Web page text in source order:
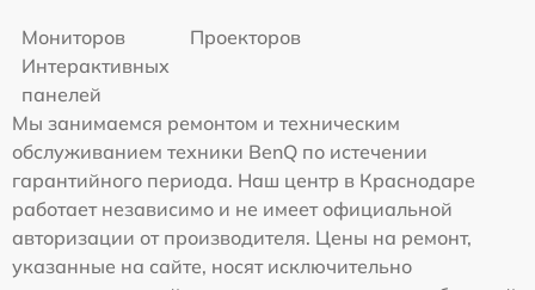
Мониторов
Проекторов
Интерактивных
панелей
Мы занимаемся ремонтом и техническим
обслуживанием техники BenQ по истечении
гарантийного периода. Наш центр в Краснодаре
работает независимо и не имеет официальной
авторизации от производителя. Цены на ремонт,
указанные на сайте, носят исключительно